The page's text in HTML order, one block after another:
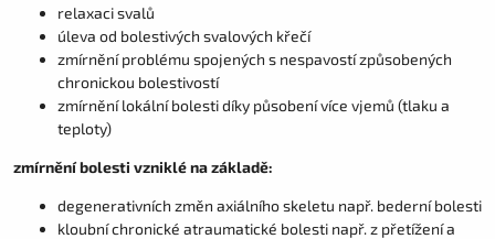
relaxaci svalů
úleva od bolestivých svalových křečí
zmírnění problému spojených s nespavostí způsobených
chronickou bolestivostí
zmírnění lokální bolesti díky působení více vjemů (tlaku a
teploty)
zmírnění bolesti vzniklé na základě:
degenerativních změn axiálního skeletu např. bederní bolesti
kloubní chronické atraumatické bolesti např. z přetížení a